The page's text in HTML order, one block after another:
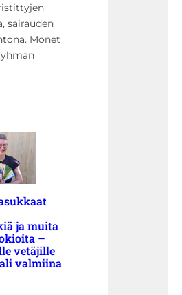
sairauden
Monet
ja muita
–
vetäjille
valmiina